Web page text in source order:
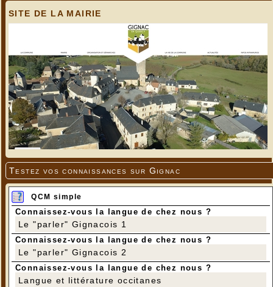
SITE DE LA MAIRIE
Testez vos connaissances sur Gignac
QCM simple
Connaissez-vous la langue de chez nous ?
Le "parler" Gignacois 1
Connaissez-vous la langue de chez nous ?
Le "parler" Gignacois 2
Connaissez-vous la langue de chez nous ?
Langue et littérature occitanes